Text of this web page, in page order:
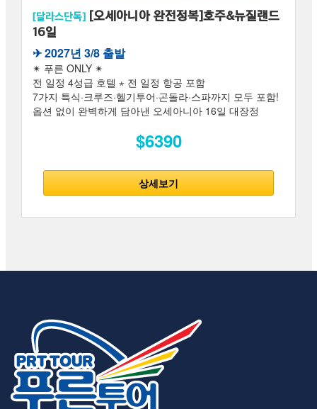
[달라스단독] [오세아니아 완전정복]호주&뉴질랜드
16일
✈︎ 2027년 3/8 출발
✴ 푸른 ONLY ✴
전 일정 4성급 호텔 ⋆ 전 일정 항공 포함
7가지 특식·크루즈·헬기투어·곤돌라·스파까지 모두 포함!
옵션 없이 완벽하게 담아낸 오세아니아 16일 대장정
$6390
상세보기